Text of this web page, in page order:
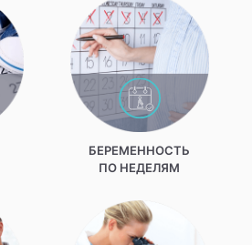
БЕРЕМЕННОСТЬ
ПО НЕДЕЛЯМ